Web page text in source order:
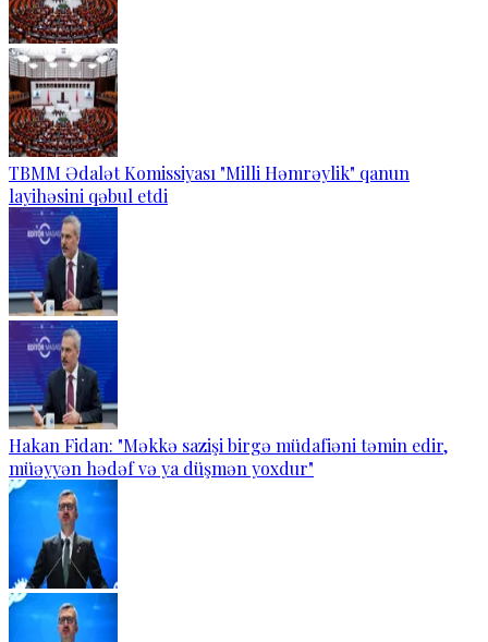
TBMM Ədalət Komissiyası "Milli Həmrəylik" qanun
layihəsini qəbul etdi
Hakan Fidan: "Məkkə sazişi birgə müdafiəni təmin edir,
müəyyən hədəf və ya düşmən yoxdur"